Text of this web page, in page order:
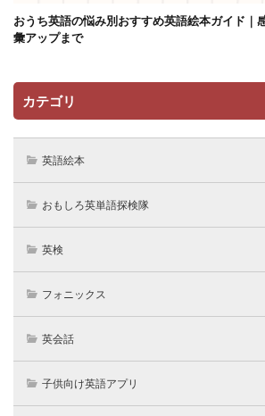
おうち英語の悩み別おすすめ英語絵本ガイド｜
彙アップまで
カテゴリ
英語絵本
おもしろ英単語探検隊
英検
フォニックス
英会話
子供向け英語アプリ